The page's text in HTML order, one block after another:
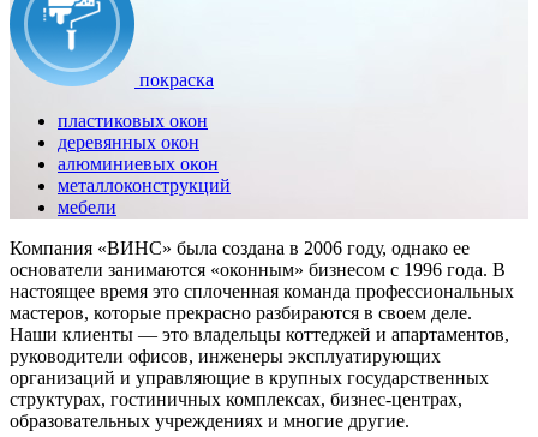
покраска
пластиковых окон
деревянных окон
алюминиевых окон
металлоконструкций
мебели
Компания «ВИНС» была создана в 2006 году, однако ее
основатели занимаются «оконным» бизнесом с 1996 года. В
настоящее время это сплоченная команда профессиональных
мастеров, которые прекрасно разбираются в своем деле.
Наши клиенты — это владельцы коттеджей и апартаментов,
руководители офисов, инженеры эксплуатирующих
организаций и управляющие в крупных государственных
структурах, гостиничных комплексах, бизнес-центрах,
образовательных учреждениях и многие другие.